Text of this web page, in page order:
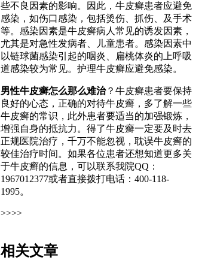
些不良因素的影响。因此，牛皮癣患者应避免
感染，如伤口感染，包括烫伤、抓伤、及手术
等。感染因素是牛皮癣病人常见的诱发因素，
尤其是对急性发病者、儿童患者。感染因素中
以链球菌感染引起的咽炎、扁桃体炎的上呼吸
道感染较为常见。护理牛皮癣应避免感染。
男性牛皮癣怎么那么难治？牛皮癣患者要保持
良好的心态，正确的对待牛皮癣，多了解一些
牛皮癣的常识，此外患者要适当的加强锻炼，
增强自身的抵抗力。得了牛皮癣一定要及时去
正规医院治疗，千万不能忽视，耽误牛皮癣的
较佳治疗时间。如果各位患者还想知道更多关
于牛皮癣的信息，可以联系我院QQ：
1967012377或者直接拨打电话：400-118-
1995。
>>>>
相关文章